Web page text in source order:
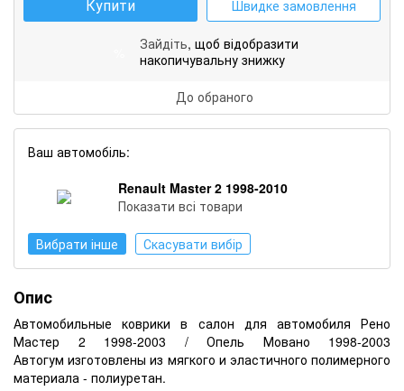
Купити Швидке замовлення
Зайдіть, щоб відобразити
накопичувальну знижку
До обраного
Ваш автомобіль:
Renault Master 2 1998-2010
Показати всі товари
Вибрати інше Скасувати вибір
Опис
Автомобильные коврики в салон для автомобиля Рено
Мастер 2 1998-2003 / Опель Мовано 1998-2003
Автогум изготовлены из мягкого и эластичного полимерного
материала - полиуретан.